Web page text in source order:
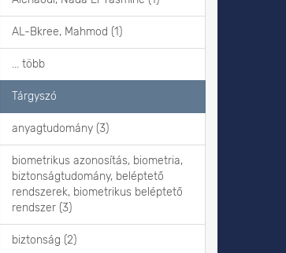
AL-Bkree, Mahmod (1)
... több
Tárgyszó
anyagtudomány (3)
biometrikus azonosítás, biometria,
biztonságtudomány, beléptető
rendszerek, biometrikus beléptető
rendszer (3)
biztonság (2)